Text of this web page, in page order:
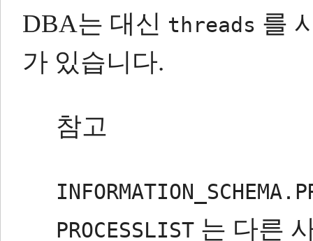
DBA는 대신 threads 를
가 있습니다.
참고
PROCESSLIST 는 다른